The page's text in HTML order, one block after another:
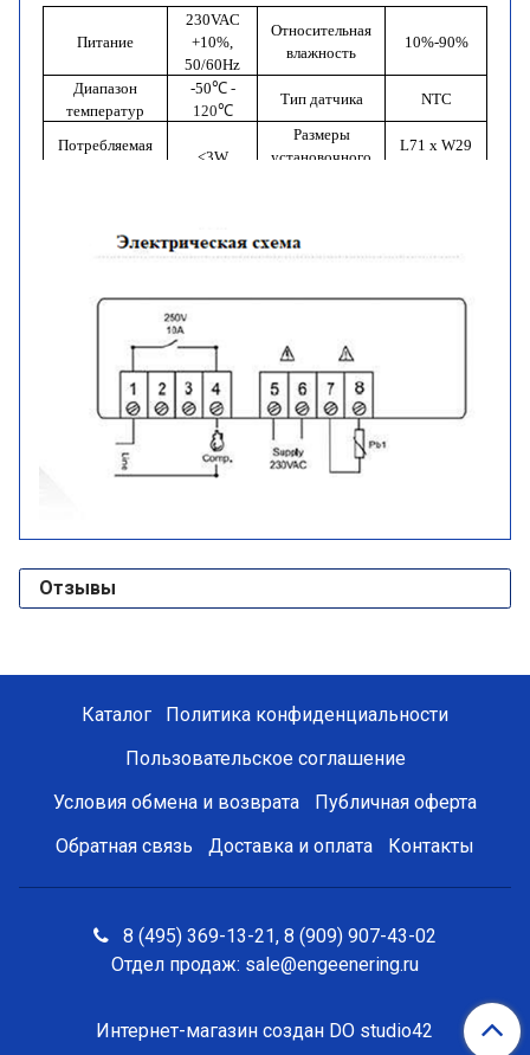
Питание
230VAC
+10%,
50/60Hz
Относительная
влажность
10%-90%
Диапазон
температур
-50℃ -
120℃
Тип датчика NTC
Потребляемая
<3W
Размеры
установочного
L71 x W29
размеры
Отзывы
Каталог
Политика конфиденциальности
Пользовательское соглашение
Условия обмена и возврата
Публичная оферта
Обратная связь
Доставка и оплата Контакты
8 (495) 369-13-21, 8 (909) 907-43-02
Отдел продаж: sale@engeenering.ru
Интернет-магазин создан DO studio42